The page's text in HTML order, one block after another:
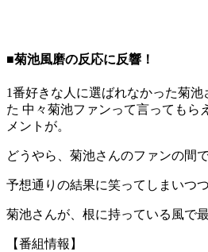
■菊池風磨の反応に反響！
1番好きな人に選ばれなかった菊
た 中々菊池ファンって言ってもら
メントが。
どうやら、菊池さんのファンの間
予想通りの結果に笑ってしまいつ
菊池さんが、根に持っている風で
【番組情報】